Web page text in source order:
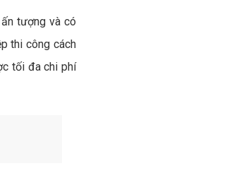
tượng và có
thi công cách
tối đa chi phí